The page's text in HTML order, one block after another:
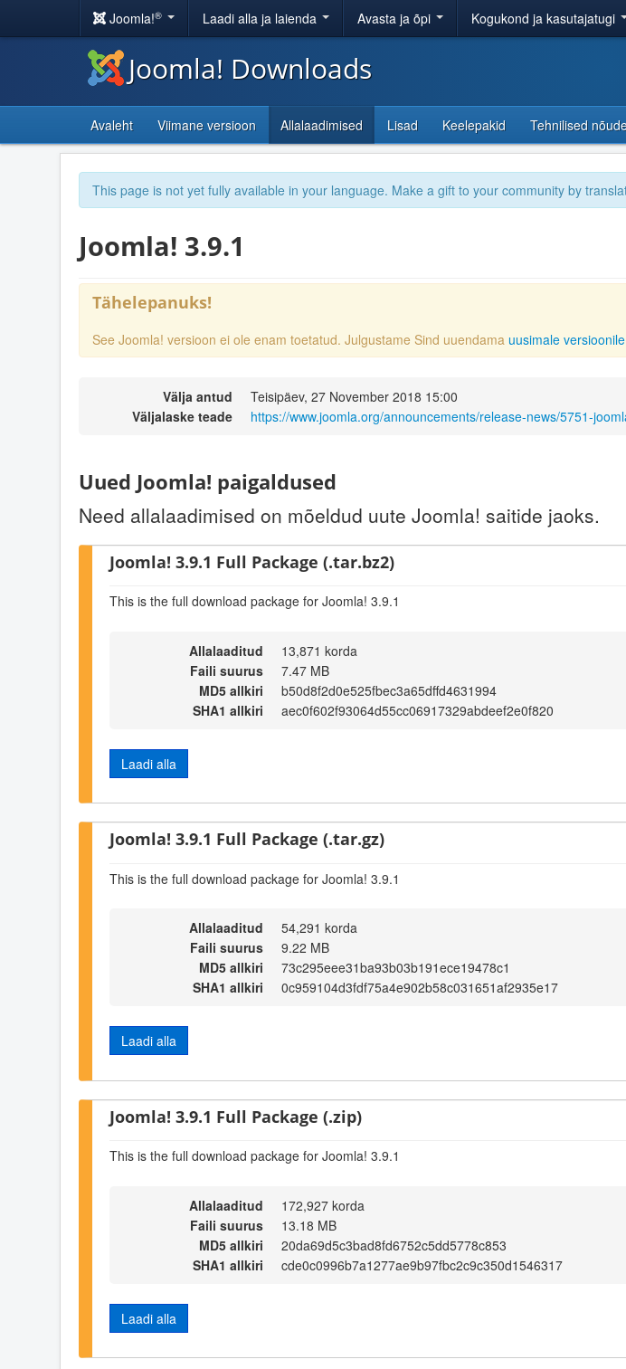
Joomla!® Laadi alla ja laienda Avasta ja õpi Kogukond ja kasutajatugi
Joomla! Downloads
Avaleht Viimane versioon Allalaadimised Lisad Keelepakid Tehnilised
This page is not yet fully available in your language. Make a gift to your community by
Joomla! 3.9.1
Tähelepanuks!
See Joomla! versioon ei ole enam toetatud. Julgustame Sind uuendama uusimale versioonile
Välja antud
Teisipäev, 27 November 2018 15:00
Väljalaske teade
https://www.joomla.org/announcements/release-news/5751-
Uued Joomla! paigaldused
Need allalaadimised on mõeldud uute Joomla! saitide jaoks.
Joomla! 3.9.1 Full Package (.tar.bz2)
This is the full download package for Joomla! 3.9.1
Allalaaditud
13,871 korda
Faili suurus
7.47 MB
MD5 allkiri
b50d8f2d0e525fbec3a65dffd4631994
SHA1 allkiri
aec0f602f93064d55cc06917329abdeef2e0f820
Laadi alla
Joomla! 3.9.1 Full Package (.tar.gz)
This is the full download package for Joomla! 3.9.1
Allalaaditud
54,291 korda
Faili suurus
9.22 MB
MD5 allkiri
73c295eee31ba93b03b191ece19478c1
SHA1 allkiri
0c959104d3fdf75a4e902b58c031651af2935e17
Laadi alla
Joomla! 3.9.1 Full Package (.zip)
This is the full download package for Joomla! 3.9.1
Allalaaditud
172,927 korda
Faili suurus
13.18 MB
MD5 allkiri
20da69d5c3bad8fd6752c5dd5778c853
SHA1 allkiri
cde0c0996b7a1277ae9b97fbc2c9c350d1546317
Laadi alla